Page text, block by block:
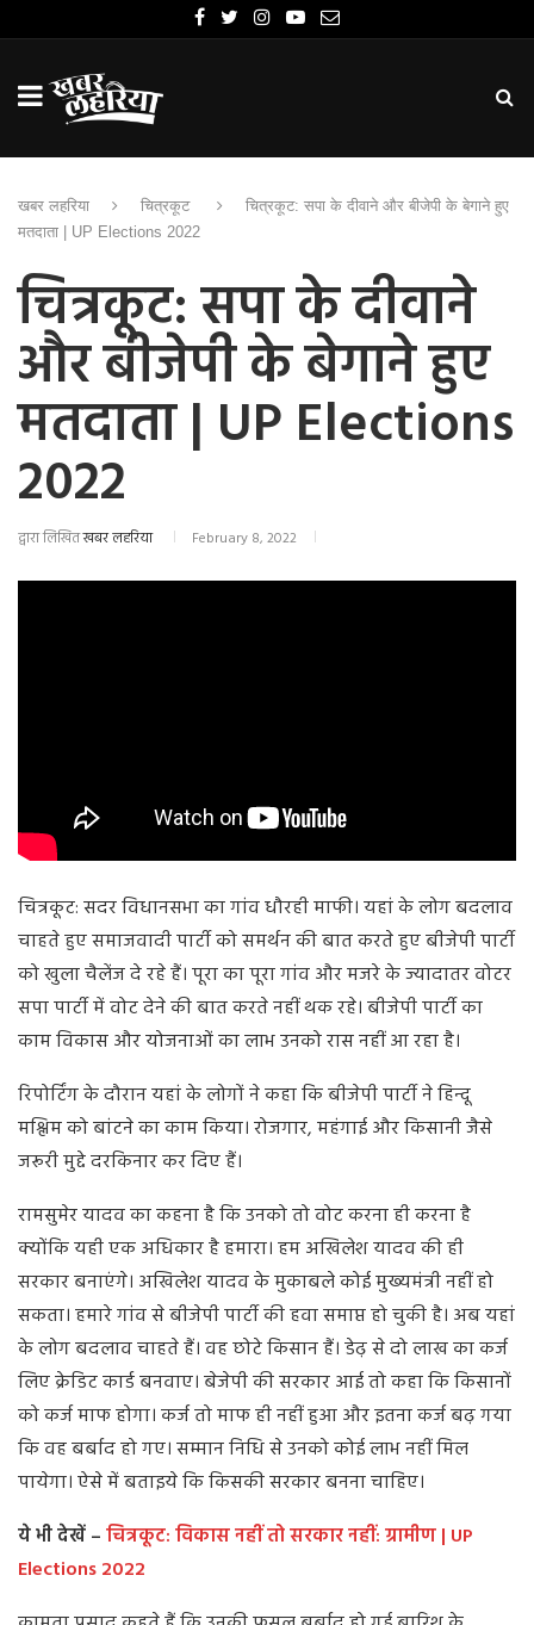
खबर लहरिया चित्रकूट
चित्रकूट: सपा के दीवाने और बीजेपी के बेगाने हुए
मतदाता | UP Elections 2022
चित्रकूट: सपा के दीवाने
और बीजेपी के बेगाने हुए
मतदाता | UP Elections
2022
द्वारा लिखितखबर लहरिया February 8, 2022
चित्रकूट: सदर विधानसभा का गांव धौरही माफी। यहां के लोग बदलाव
चाहते हुए समाजवादी पार्टी को समर्थन की बात करते हुए बीजेपी पार्टी
को खुला चैलेंज दे रहे हैं। पूरा का पूरा गांव और मजरे के ज्यादातर वोटर
सपा पार्टी में वोट देने की बात करते नहीं थक रहे। बीजेपी पार्टी का
काम विकास और योजनाओं का लाभ उनको रास नहीं आ रहा है।
रिपोर्टिंग के दौरान यहां के लोगों ने कहा कि बीजेपी पार्टी ने हिन्दू
मश्लिम को बांटने का काम किया। रोजगार, महंगाई और किसानी जैसे
जरूरी मुद्दे दरकिनार कर दिए हैं।
रामसुमेर यादव का कहना है कि उनको तो वोट करना ही करना है
क्योंकि यही एक अधिकार है हमारा। हम अखिलेश यादव की ही
सरकार बनाएंगे। अखिलेश यादव के मुकाबले कोई मुख्यमंत्री नहीं हो
सकता। हमारे गांव से बीजेपी पार्टी की हवा समाप्त हो चुकी है। अब यहां
के लोग बदलाव चाहते हैं। वह छोटे किसान हैं। डेढ़ से दो लाख का कर्ज
लिए क्रेडिट कार्ड बनवाए। बेजेपी की सरकार आई तो कहा कि किसानों
को कर्ज माफ होगा। कर्ज तो माफ ही नहीं हुआ और इतना कर्ज बढ़ गया
कि वह बर्बाद हो गए। सम्मान निधि से उनको कोई लाभ नहीं मिल
पायेगा। ऐसे में बताइये कि किसकी सरकार बनना चाहिए।
ये भी देखें –चित्रकूट: विकास नहीं तो सरकार नहीं: ग्रामीण | UP
Elections 2022